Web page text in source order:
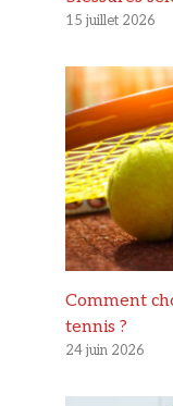
15 juillet 2026
Comment
tennis ?
24 juin 2026